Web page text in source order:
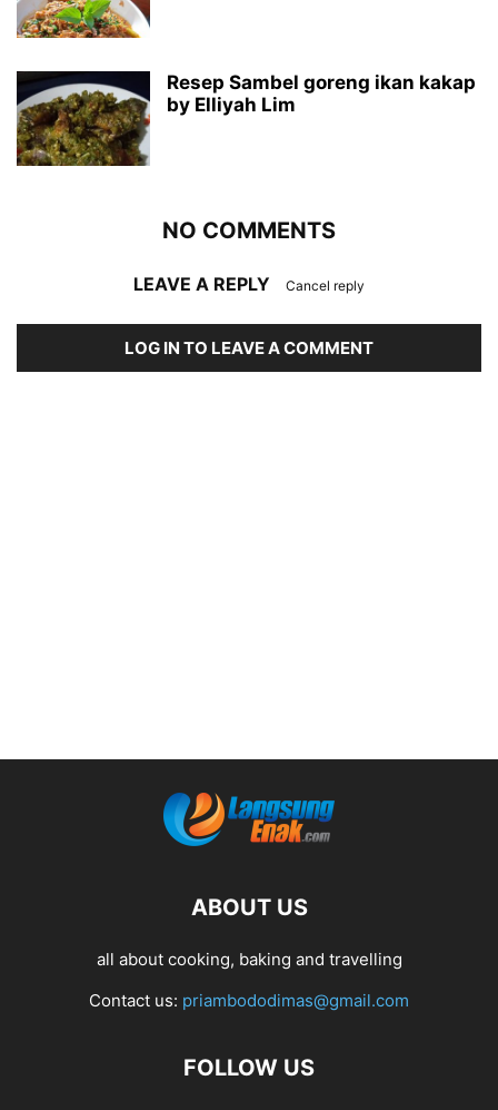
Resep Sambel goreng ikan kakap
by Elliyah Lim
NO COMMENTS
LEAVE A REPLY Cancel reply
LOG IN TO LEAVE A COMMENT
ABOUT US
all about cooking, baking and travelling
Contact us: priambododimas@gmail.com
FOLLOW US